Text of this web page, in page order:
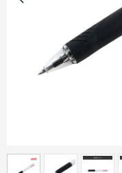
ターゲットから探す
印刷色から探す